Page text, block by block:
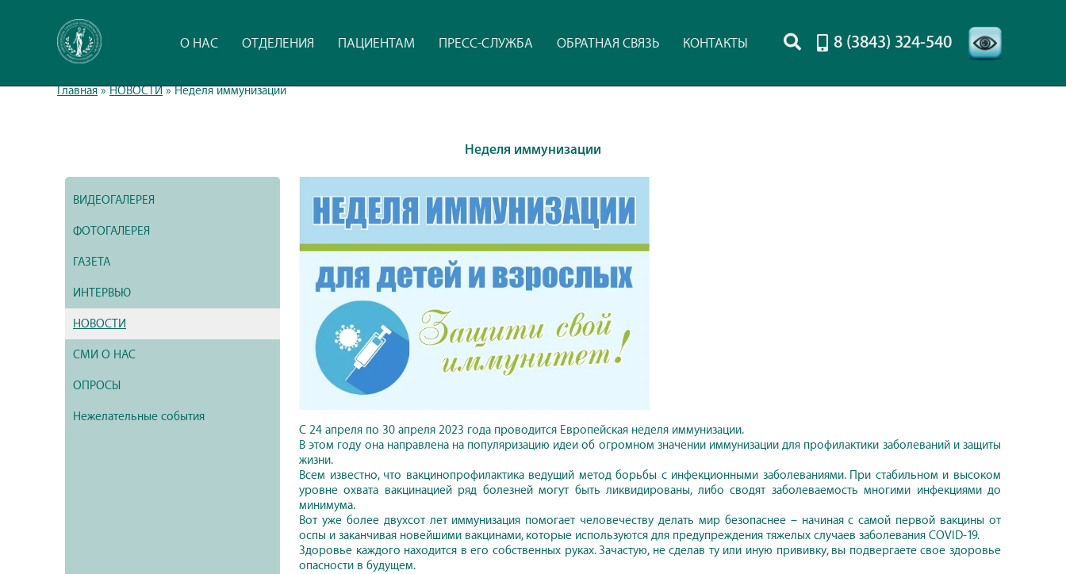
О НАС ОТДЕЛЕНИЯ ПАЦИЕНТАМ ПРЕСС-СЛУЖБА ОБРАТНАЯ СВЯЗЬ КОНТАКТЫ 8 (3843) 324-540
Главная»НОВОСТИ»Неделя иммунизации
Неделя иммунизации
ВИДЕОГАЛЕРЕЯ
ФОТОГАЛЕРЕЯ
ГАЗЕТА
ИНТЕРВЬЮ
НОВОСТИ
СМИ О НАС
ОПРОСЫ
Нежелательные события
С 24 апреля по 30 апреля 2023 года проводится Европейская неделя иммунизации.
В этом году она направлена на популяризацию идеи об огромном значении иммунизации для профилактики заболеваний и защиты
жизни.
Всем известно, что вакцинопрофилактика ведущий метод борьбы с инфекционными заболеваниями. При стабильном и высоком
уровне охвата вакцинацией ряд болезней могут быть ликвидированы, либо сводят заболеваемость многими инфекциями до
минимума.
Вот уже более двухсот лет иммунизация помогает человечеству делать мир безопаснее – начиная с самой первой вакцины от
оспы и заканчивая новейшими вакцинами, которые используются для предупреждения тяжелых случаев заболевания COVID-19.
Здоровье каждого находится в его собственных руках. Зачастую, не сделав ту или иную прививку, вы подвергаете свое здоровье
опасности в будущем.